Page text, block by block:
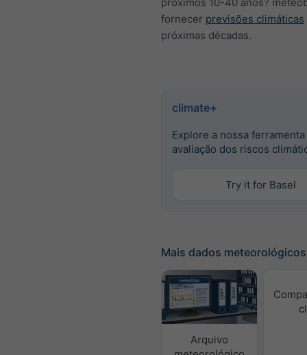
fornecer previsões climáticas
próximas décadas.
climate+
Explore a nossa
avaliação dos riscos
Try it for Basel
Mais dados meteorológicos
Arquivo